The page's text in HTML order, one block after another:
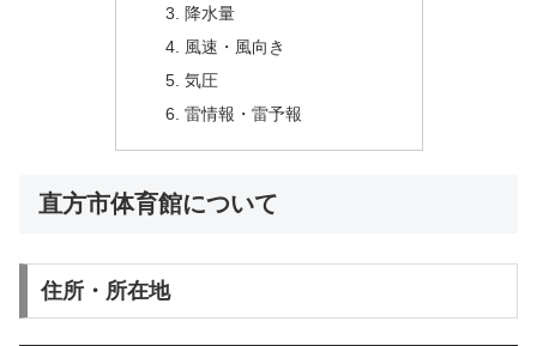
降水量
風速・風向き
気圧
雷情報・雷予報
直方市体育館について
住所・所在地